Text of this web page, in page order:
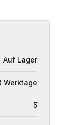
Auf Lager
Werktage
5